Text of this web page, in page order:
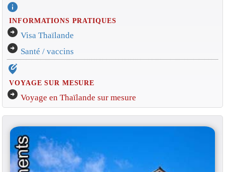
info
INFORMATIONS PRATIQUES
arrow_circle_right Visa Thaïlande
arrow_circle_right Santé / vaccins
edit_location_alt
VOYAGE SUR MESURE
arrow_circle_right Voyage en Thaïlande sur mesure